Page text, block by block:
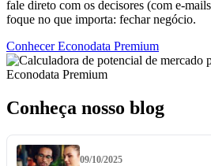
fale direto com os decisores (com e-
foque no que importa: fechar negócio.
Conhecer Econodata Premium
Conheça nosso blog
09/10/2025